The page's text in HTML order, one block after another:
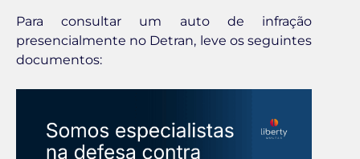
Para consultar um auto de infração
presencialmente no Detran, leve os seguintes
documentos: